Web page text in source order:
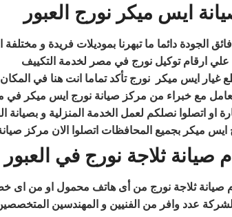
ايس ميكر نورج العبور
علي ارقام توكيل نورج في مصر لخدمة التكييف
ميكر بجميع المحافظات اتصلوا الان مركز
صيانة ثلاجة نورج في العبور
ثلاجة نورج من أى هاتف محمول او من اى
عدد وافر من الفنيين و المهندسين